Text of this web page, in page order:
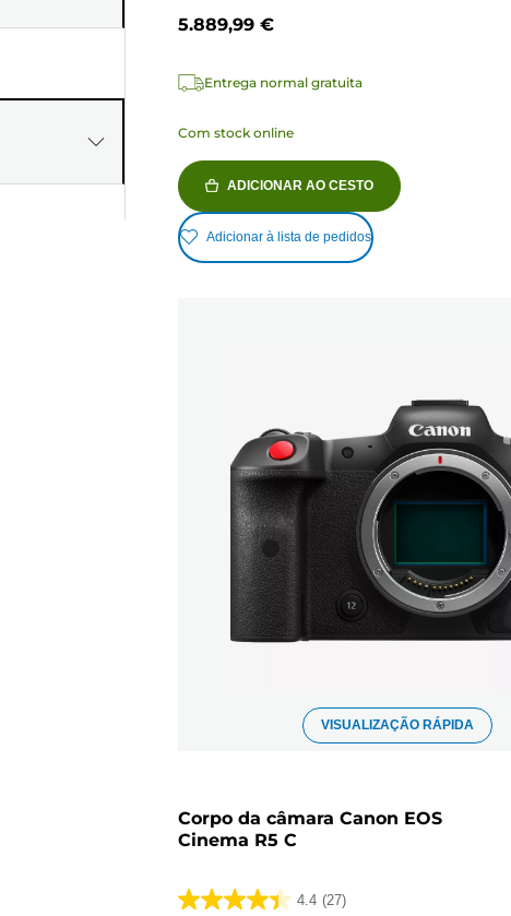
5.889,99 €
Entrega normal gratuita
Com stock online
ADICIONAR AO CESTO
Adicionar à lista de pedidos
VISUALIZAÇÃO RÁPIDA
Corpo da câmara Canon EOS
Cinema R5 C
4.4 (27)
4.4